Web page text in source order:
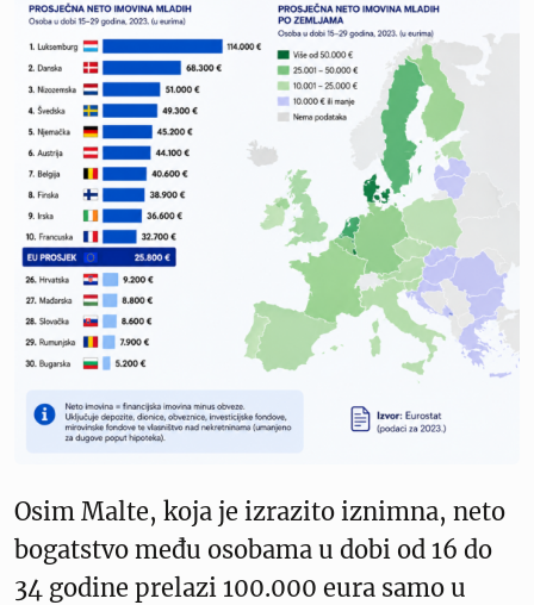
Osim Malte, koja je izrazito iznimna, neto
bogatstvo među osobama u dobi od 16 do
34 godine prelazi 100.000 eura samo u